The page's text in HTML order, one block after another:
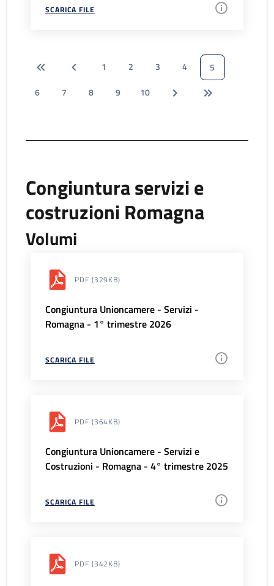
SCARICA FILE
1 2 3 4
5
6
7 8 9 10
Congiuntura servizi e
costruzioni Romagna
Volumi
PDF (329KB)
Congiuntura Unioncamere - Servizi -
Romagna - 1° trimestre 2026
SCARICA FILE
PDF (364KB)
Congiuntura Unioncamere - Servizi e
Costruzioni - Romagna - 4° trimestre 2025
SCARICA FILE
PDF (342KB)